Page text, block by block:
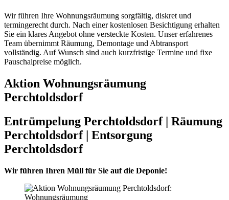
Wir führen Ihre Wohnungsräumung sorgfältig, diskret und
termingerecht durch. Nach einer kostenlosen Besichtigung erhalten
Sie ein klares Angebot ohne versteckte Kosten. Unser erfahrenes
Team übernimmt Räumung, Demontage und Abtransport
vollständig. Auf Wunsch sind auch kurzfristige Termine und fixe
Pauschalpreise möglich.
Aktion Wohnungsräumung
Perchtoldsdorf
Entrümpelung Perchtoldsdorf | Räumung
Perchtoldsdorf | Entsorgung
Perchtoldsdorf
Wir führen Ihren Müll für Sie auf die Deponie!